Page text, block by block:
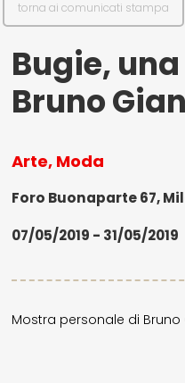
torna ai comunicati stampa
Bugie,
Bruno
Arte, Moda
Foro Buonaparte 67,
07/05/2019 - 31/05/2019
Mostra personale di Bruno